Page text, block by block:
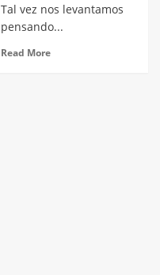
Tal vez nos levantamos
pensando...
Read More